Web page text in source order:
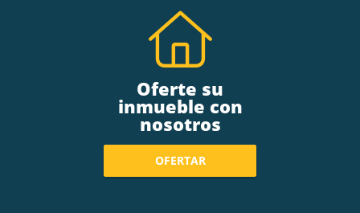
Oferte su
inmueble con
nosotros
OFERTAR